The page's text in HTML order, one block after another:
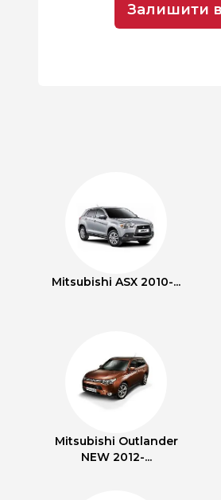
Залишити
Mitsubishi ASX 2010-...
Mitsubishi Outlander
NEW 2012-...